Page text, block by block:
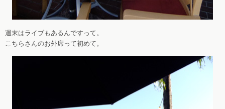
週末はライブもあるんですって。
こちらさんのお外席って初めて。